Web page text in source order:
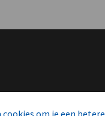
cookies om je een betere